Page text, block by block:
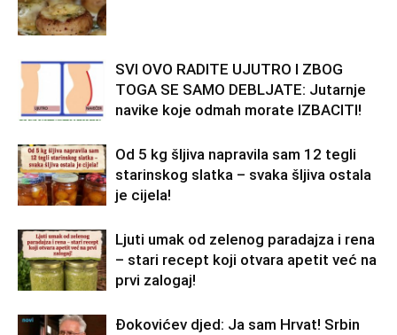
SVI OVO RADITE UJUTRO I ZBOG
TOGA SE SAMO DEBLJATE: Jutarnje
navike koje odmah morate IZBACITI!
Od 5 kg šljiva napravila sam 12 tegli
starinskog slatka – svaka šljiva ostala
je cijela!
Ljuti umak od zelenog paradajza i rena
– stari recept koji otvara apetit već na
prvi zalogaj!
Đokovićev djed: Ja sam Hrvat! Srbin